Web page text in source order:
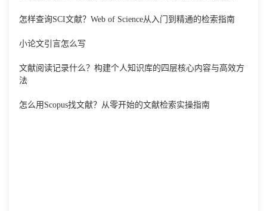
怎样查询SCI文献？Web of Science从入门到精通的检索指南
小论文引言怎么写
文献阅读记录什么？构建个人知识库的四层核心内容与高效方
法
怎么用Scopus找文献？从零开始的文献检索实操指南